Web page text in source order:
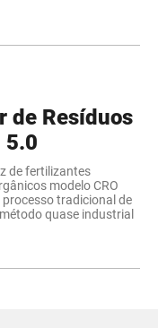
de Resíduos
5.0
de fertilizantes
modelo CRO
tradicional de
quase industrial